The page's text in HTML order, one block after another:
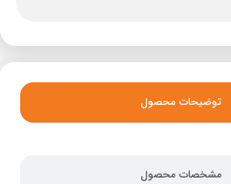
توضیحات محصول
مشخصات محصول